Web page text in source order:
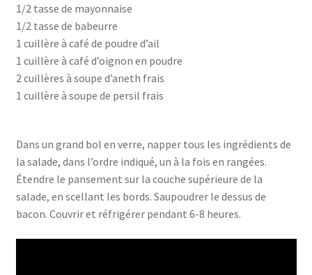
1/2 tasse de mayonnaise
1/2 tasse de babeurre
1 cuillère à café de poudre d’ail
1 cuillère à café d’oignon en poudre
2 cuillères à soupe d’aneth frais
1 cuillère à soupe de persil frais
Dans un grand bol en verre, napper tous les ingrédients de
la salade, dans l’ordre indiqué, un à la fois en rangées.
Étendre le pansement sur la couche supérieure de la
salade, en scellant les bords. Saupoudrer le dessus de
bacon. Couvrir et réfrigérer pendant 6-8 heures.